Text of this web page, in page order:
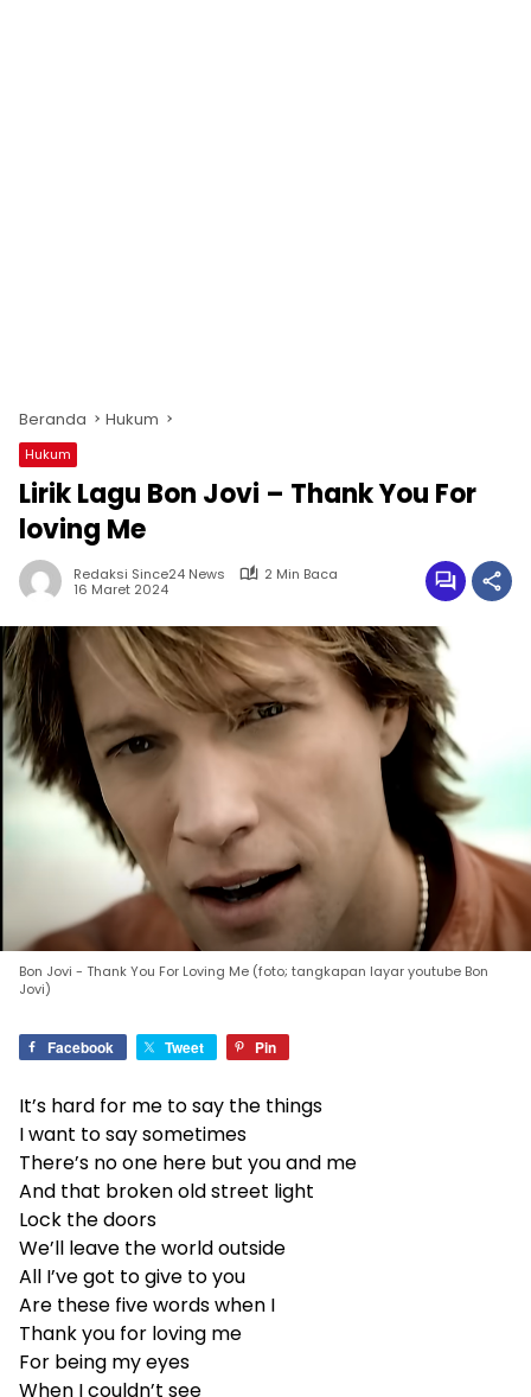
Beranda Hukum
Hukum
Lirik Lagu Bon Jovi – Thank You For
loving Me
Redaksi Since24 News
2 Min Baca
16 Maret 2024
Bon Jovi - Thank You For Loving Me (foto; tangkapan layar youtube Bon
Jovi)
Facebook Tweet Pin
It’s hard for me to say the things
I want to say sometimes
There’s no one here but you and me
And that broken old street light
Lock the doors
We’ll leave the world outside
All I’ve got to give to you
Are these five words when I
Thank you for loving me
For being my eyes
When I couldn’t see